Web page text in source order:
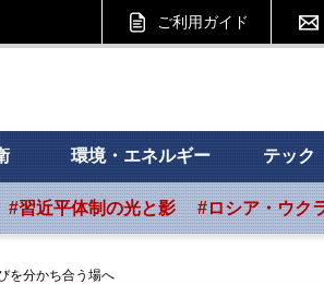
ご利用ガイド
サイト
環境・エネルギー テック
#習近平体制の光と影 #ロシア・ウク
を分かち合う場へ